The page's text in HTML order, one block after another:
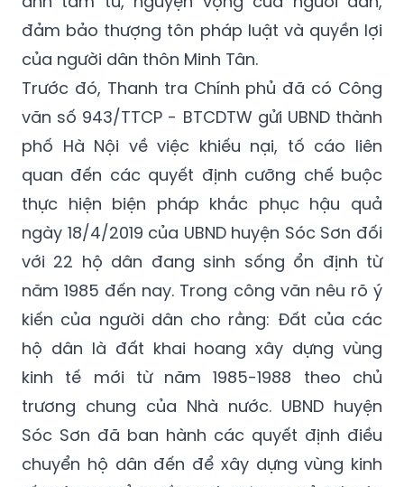
của người dân thôn Minh Tân.
Trước đó, Thanh tra Chính phủ đã có Công
văn số 943/TTCP - BTCDTW gửi UBND thành
phố Hà Nội về việc khiếu nại, tố cáo liên
quan đến các quyết định cưỡng chế buộc
thực hiện biện pháp khắc phục hậu quả
ngày 18/4/2019 của UBND huyện Sóc Sơn đối
với 22 hộ dân đang sinh sống ổn định từ
năm 1985 đến nay. Trong công văn nêu rõ ý
kiến của người dân cho rằng: Đất của các
hộ dân là đất khai hoang xây dựng vùng
kinh tế mới từ năm 1985-1988 theo chủ
trương chung của Nhà nước. UBND huyện
Sóc Sơn đã ban hành các quyết định điều
chuyển hộ dân đến để xây dựng vùng kinh
tế mới tại điểm Đồng Đò, trên cơ sở đó các
hộ đã được Nhà nước hỗ trợ gạo, xi măng,